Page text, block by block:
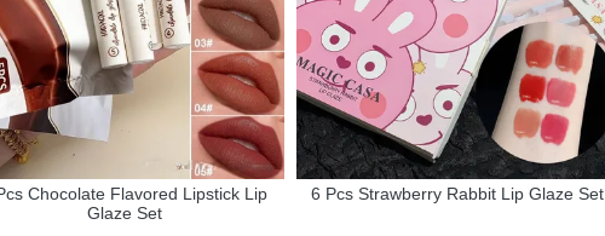
Chocolate Flavored Lipstick Lip
Glaze Set
6 Pcs Strawberry Rabbit Lip Glaze Set